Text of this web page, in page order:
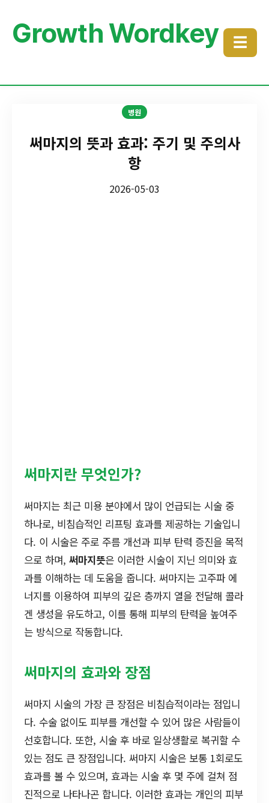
Growth Wordkey ☰
병원
써마지의 뜻과 효과: 주기 및 주의사
항
2026-05-03
써마지란 무엇인가?
써마지는 최근 미용 분야에서 많이 언급되는 시술 중
하나로, 비침습적인 리프팅 효과를 제공하는 기술입니
다. 이 시술은 주로 주름 개선과 피부 탄력 증진을 목적
으로 하며, 써마지뜻은 이러한 시술이 지닌 의미와 효
과를 이해하는 데 도움을 줍니다. 써마지는 고주파 에
너지를 이용하여 피부의 깊은 층까지 열을 전달해 콜라
겐 생성을 유도하고, 이를 통해 피부의 탄력을 높여주
는 방식으로 작동합니다.
써마지의 효과와 장점
써마지 시술의 가장 큰 장점은 비침습적이라는 점입니
다. 수술 없이도 피부를 개선할 수 있어 많은 사람들이
선호합니다. 또한, 시술 후 바로 일상생활로 복귀할 수
있는 점도 큰 장점입니다. 써마지 시술은 보통 1회로도
효과를 볼 수 있으며, 효과는 시술 후 몇 주에 걸쳐 점
진적으로 나타나곤 합니다. 이러한 효과는 개인의 피부